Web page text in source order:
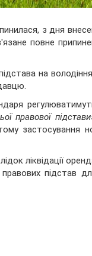
з дня
повне
на
правової
застосування
ліквідації
підстав